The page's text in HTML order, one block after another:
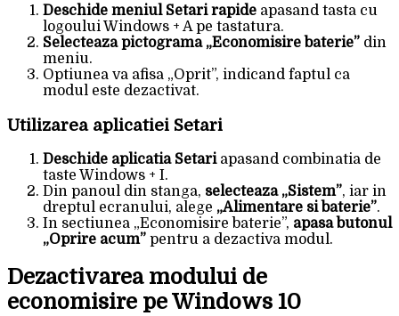
Deschide meniul Setari rapide apasand tasta cu
logoului Windows + A pe tastatura.
Selecteaza pictograma „Economisire baterie” din
meniu.
Optiunea va afisa „Oprit”, indicand faptul ca
modul este dezactivat.
Utilizarea aplicatiei Setari
Deschide aplicatia Setariapasand combinatia de
taste Windows + I.
Din panoul din stanga, selecteaza „Sistem”, iar in
dreptul ecranului, alege „Alimentare si baterie”.
In sectiunea „Economisire baterie”, apasa butonul
„Oprire acum” pentru a dezactiva modul.
Dezactivarea modului de
economisire pe Windows 10